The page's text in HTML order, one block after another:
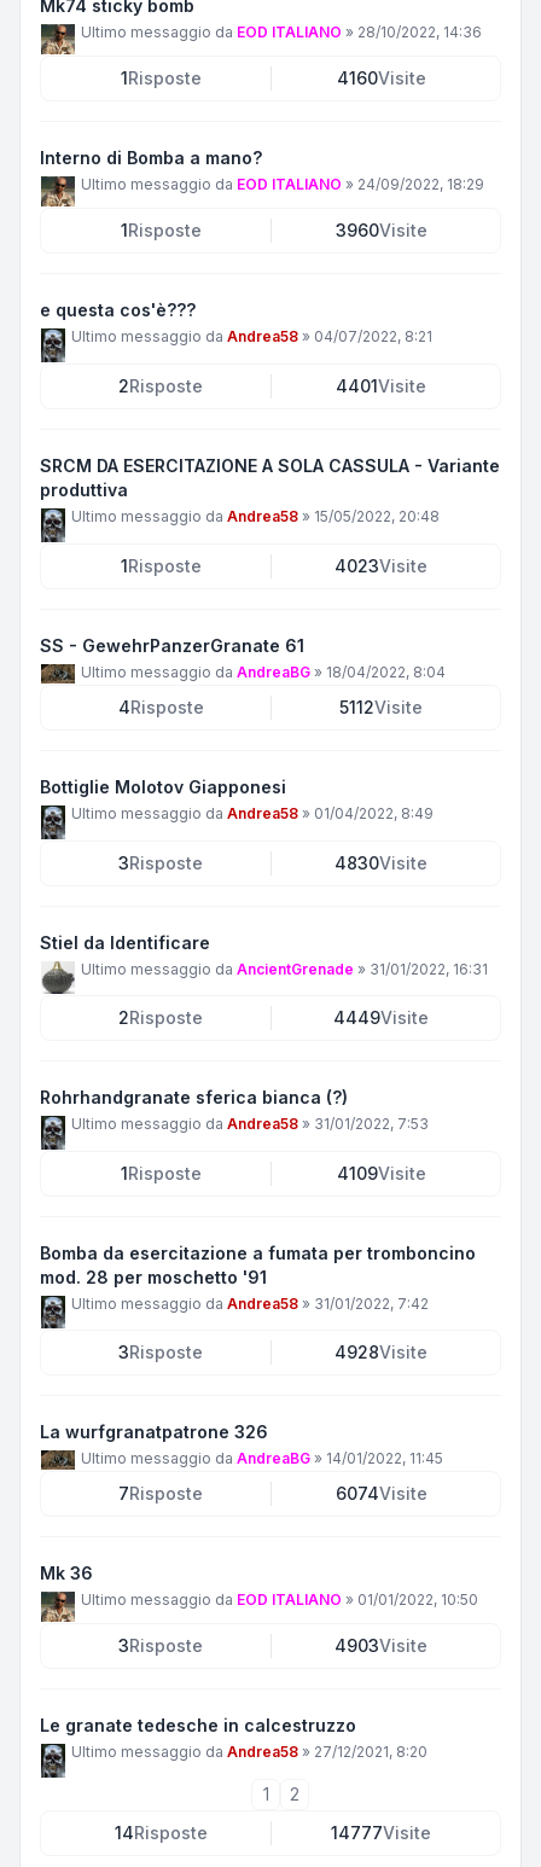
Mk74 sticky bomb
Ultimo messaggio da EOD ITALIANO » 28/10/2022, 14:36
1Risposte 4160Visite
Interno di Bomba a mano?
Ultimo messaggio da EOD ITALIANO » 24/09/2022, 18:29
1 Risposte 3960Visite
e questa cos'è???
Ultimo messaggio da Andrea58 » 04/07/2022, 8:21
2Risposte 4401Visite
SRCM DA ESERCITAZIONE A SOLA CASSULA - Variante
produttiva
Ultimo messaggio da Andrea58 » 15/05/2022, 20:48
1Risposte 4023Visite
SS - GewehrPanzerGranate 61
Ultimo messaggio da AndreaBG » 18/04/2022, 8:04
4Risposte 5112Visite
Bottiglie Molotov Giapponesi
Ultimo messaggio da Andrea58 » 01/04/2022, 8:49
3Risposte 4830Visite
Stiel da Identificare
Ultimo messaggio da AncientGrenade » 31/01/2022, 16:31
2Risposte 4449Visite
Rohrhandgranate sferica bianca (?)
Ultimo messaggio da Andrea58 » 31/01/2022, 7:53
1Risposte 4109Visite
Bomba da esercitazione a fumata per tromboncino
mod. 28 per moschetto '91
Ultimo messaggio da Andrea58 » 31/01/2022, 7:42
3Risposte 4928Visite
La wurfgranatpatrone 326
Ultimo messaggio da AndreaBG » 14/01/2022, 11:45
7Risposte 6074Visite
Mk 36
Ultimo messaggio da EOD ITALIANO » 01/01/2022, 10:50
3Risposte 4903Visite
Le granate tedesche in calcestruzzo
Ultimo messaggio da Andrea58 » 27/12/2021, 8:20
1
2
14Risposte 14777Visite